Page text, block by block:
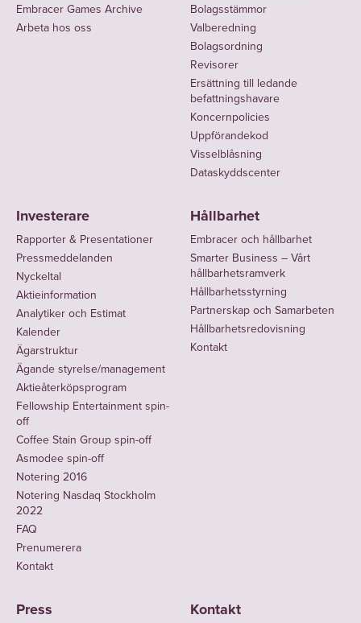
Embracer Games Archive
Arbeta hos oss
Bolagsstämmor
Valberedning
Bolagsordning
Revisorer
Ersättning till ledande
befattningshavare
Koncernpolicies
Uppförandekod
Visselblåsning
Dataskyddscenter
Investerare
Rapporter & Presentationer
Pressmeddelanden
Nyckeltal
Aktieinformation
Analytiker och Estimat
Kalender
Ägarstruktur
Ägande styrelse/management
Aktieåterköpsprogram
Fellowship Entertainment spin-
off
Coffee Stain Group spin-off
Asmodee spin-off
Notering 2016
Notering Nasdaq Stockholm
2022
FAQ
Prenumerera
Kontakt
Hållbarhet
Embracer och hållbarhet
Smarter Business – Vårt
hållbarhetsramverk
Hållbarhetsstyrning
Partnerskap och Samarbeten
Hållbarhetsredovisning
Kontakt
Press Kontakt